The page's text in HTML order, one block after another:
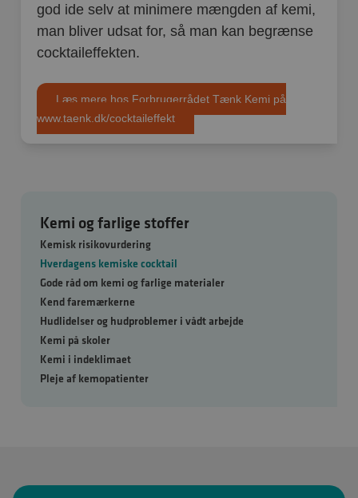
Kemi og farlige stoffer
Kemisk risikovurdering
Hverdagens kemiske cocktail
Gode råd om kemi og farlige materialer
Kend faremærkerne
Hudlidelser og hudproblemer i vådt arbejde
Kemi på skoler
Kemi i indeklimaet
Pleje af kemopatienter
god ide selv at minimere mængden af kemi,
man bliver udsat for, så man kan begrænse
cocktaileffekten.
Læs mere hos Forbrugerrådet Tænk Kemi på
www.taenk.dk/cocktaileffekt